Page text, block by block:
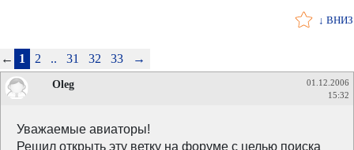
↓ ВНИЗ
← 1 2 .. 31 32 33 →
Oleg
01.12.2006
15:32
Уважаемые авиаторы!
Решил открыть эту ветку на форуме с целью поиска